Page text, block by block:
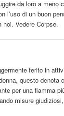
da loro a meno
l’uso di un buon
Vedere Corpse.
ferito in
questo denota
per una fiamma
misure